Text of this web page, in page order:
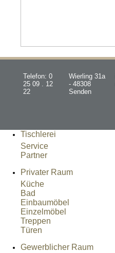
Telefon: 0
25 09 . 12
22
Wierling 31a
- 48308
Senden
Tischlerei
Service
Partner
Privater Raum
Küche
Bad
Einbaumöbel
Einzelmöbel
Treppen
Türen
Gewerblicher Raum